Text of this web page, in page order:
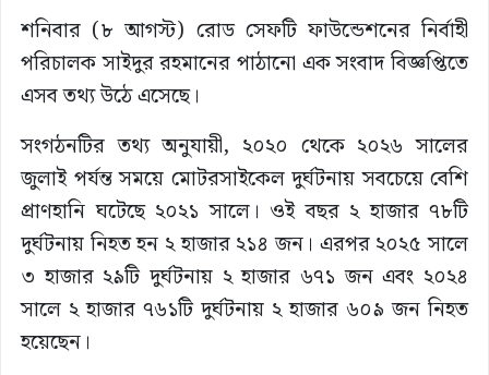
শনিবার (৮ আগস্ট) রোড সেফটি ফাউন্ডেশনের নির্বাহী
পরিচালক সাইদুর রহমানের পাঠানো এক সংবাদ বিজ্ঞপ্তিতে
এসব তথ্য উঠে এসেছে।
সংগঠনটির তথ্য অনুযায়ী, ২০২০ থেকে ২০২৬ সালের
জুলাই পর্যন্ত সময়ে মোটরসাইকেল দুর্ঘটনায় সবচেয়ে বেশি
প্রাণহানি ঘটেছে ২০২১ সালে। ওই বছর ২ হাজার ৭৮টি
দুর্ঘটনায় নিহত হন ২ হাজার ২১৪ জন। এরপর ২০২৫ সালে
৩ হাজার ২৯টি দুর্ঘটনায় ২ হাজার ৬৭১ জন এবং ২০২৪
সালে ২ হাজার ৭৬১টি দুর্ঘটনায় ২ হাজার ৬০৯ জন নিহত
হয়েছেন।